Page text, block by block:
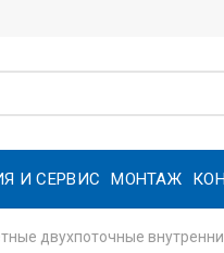
И СЕРВИС МОНТАЖ
двухпоточные